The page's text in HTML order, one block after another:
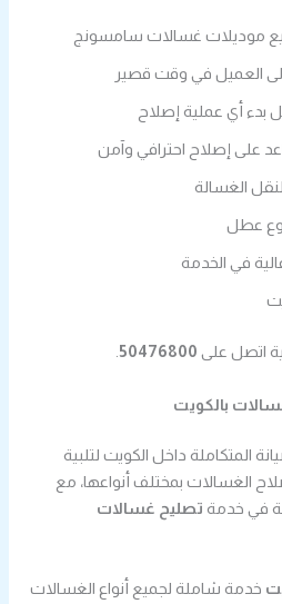
موديلات غسالات سامسونج
العميل في وقت قصير
أي عملية إصلاح
على إصلاح احترافي وآمن
الغسالة
عطل
في الخدمة
اتصل على 50476800
.
بالكويت
المتكاملة داخل الكويت لتلبية
الغسالات بمختلف أنواعها، مع
في خدمة تصليح غسالات
خدمة شاملة لجميع أنواع الغسالات